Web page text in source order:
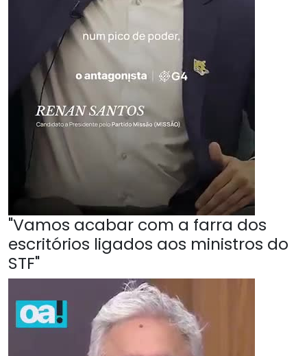
"Vamos acabar com a farra dos
escritórios ligados aos ministros do
STF"